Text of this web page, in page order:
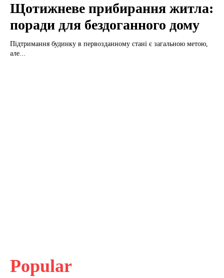
Щотижневе прибирання житла:
поради для бездоганного дому
Підтримання будинку в первозданному стані є загальною метою,
але...
Popular